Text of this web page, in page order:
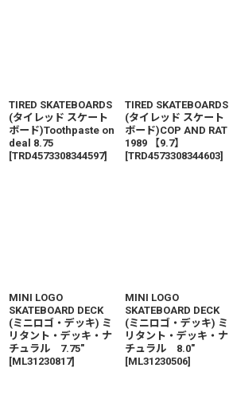
TIRED SKATEBOARDS
(タイレッド スケート
ボード)Toothpaste on
deal 8.75
[TRD4573308344597]
TIRED SKATEBOARDS
(タイレッド スケート
ボード)COP AND RAT
1989 【9.7】
[TRD4573308344603]
MINI LOGO
SKATEBOARD DECK
(ミニロゴ・デッキ) ミ
リタント・デッキ・ナ
チュラル 7.75"
[ML31230817]
MINI LOGO
SKATEBOARD DECK
(ミニロゴ・デッキ) ミ
リタント・デッキ・ナ
チュラル 8.0"
[ML31230506]